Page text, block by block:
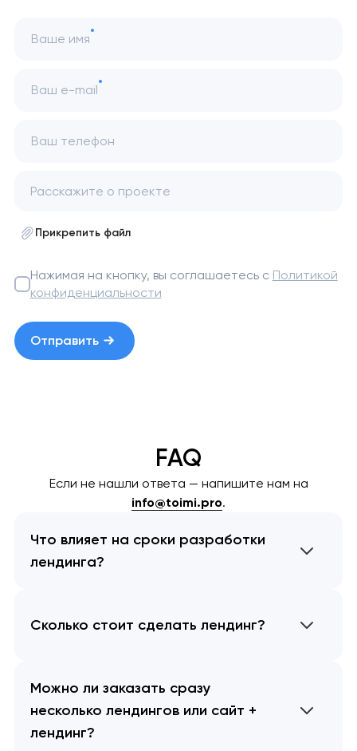
Ваше имя
Ваш e-mail
Ваш телефон
Прикрепить файл
Нажимая на кнопку, вы соглашаетесь с Политикой
конфиденциальности
Отправить
FAQ
Если не нашли ответа — напишите нам на
info@toimi.pro.
Что влияет на сроки разработки
лендинга?
Сколько стоит сделать лендинг?
Можно ли заказать сразу
несколько лендингов или сайт +
лендинг?